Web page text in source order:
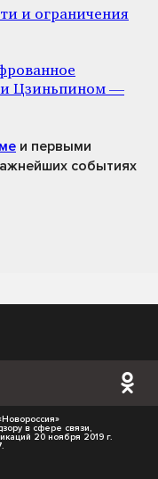
и ограничения
Цзиньпином —
и первыми
событиях
в сфере связи,
20 ноября 2019 г.